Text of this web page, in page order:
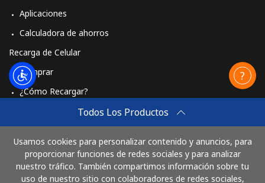
Todos Los Productos
Usamos cookies para personalizar contenido y anuncios, para
proporcionar funciones de redes sociales y para analizar
nuestro tráfico. También compartimos información sobre tu
uso de nuestro sitio con colaboradores de redes sociales,
Aplicaciones
Calculadora de ahorros
Recarga de Celular
Comprar
¿Cómo Recargar?
Comprar
Cómo funciona